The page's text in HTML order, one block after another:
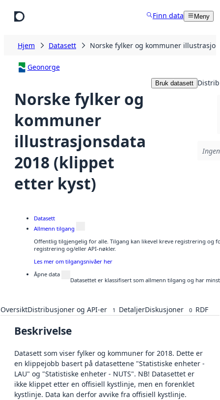
Finn data Meny
Hjem Datasett Norske fylker og kommuner
Geonorge
Norske fylker og
kommuner
illustrasjonsdata
2018 (klippet
etter kyst)
Bruk datasett
Datasett
Allmenn tilgang
Offentlig tilgjengelig for alle. Tilgang kan likevel kreve registrering og
registrering og/eller API-nøkler.
Les mer om tilgangsnivåer her
Åpne data
Datasettet er klassifisert som allmenn tilgang og har
OversiktDistribusjoner og API-er 1 DetaljerDiskusjoner 0 RDF
Beskrivelse
Datasett som viser fylker og kommuner for 2018. Dette er
en klippejobb basert på datasettene "Statistiske enheter -
LAU" og "Statistiske enheter - NUTS". NB! Datasettet er
ikke klippet etter en offisiell kystlinje, men en forenklet
kystlinje. Data kan derfor avvike fra offisiell kystlinje.